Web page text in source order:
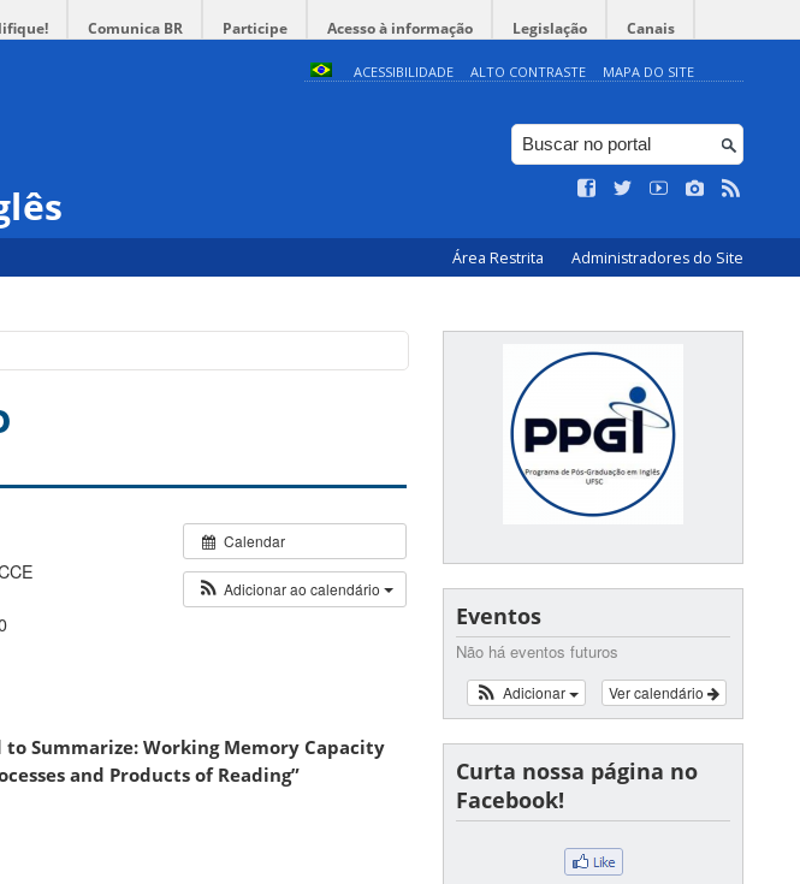
Comunica BR Participe Acesso à informação Legislação Canais
ACESSIBILIDADE ALTO CONTRASTE MAPA DO SITE
Área Restrita Administradores do Site
Calendar
Adicionar ao calendário
Summarize: Working Memory Capacity
and Products of Reading”
Eventos
Não há eventos futuros
Ver calendário
Adicionar
Curta nossa página no
Facebook!